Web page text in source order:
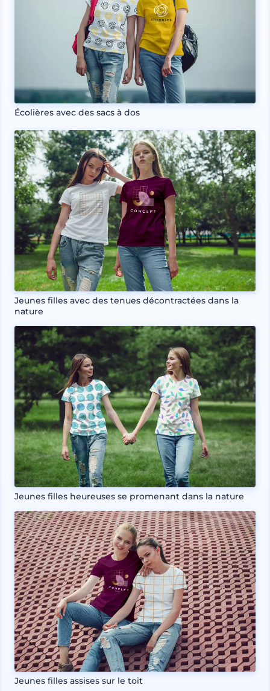
Écolières avec des sacs à dos
Jeunes filles avec des tenues décontractées dans la
nature
Jeunes filles heureuses se promenant dans la nature
Jeunes filles assises sur le toit